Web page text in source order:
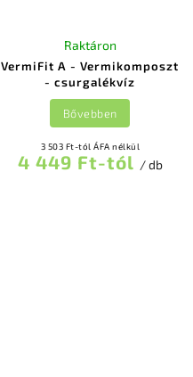
VermiFit A - Vermikomposzt
- csurgalékvíz
Raktáron
3 503 Ft-tól ÁFA nélkül
4 449 Ft-tól / db
Bővebben